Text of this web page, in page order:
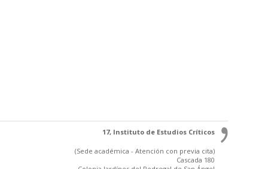
17, Instituto de Estudios Críticos
(Sede académica - Atención con previa cita)
Cascada 180